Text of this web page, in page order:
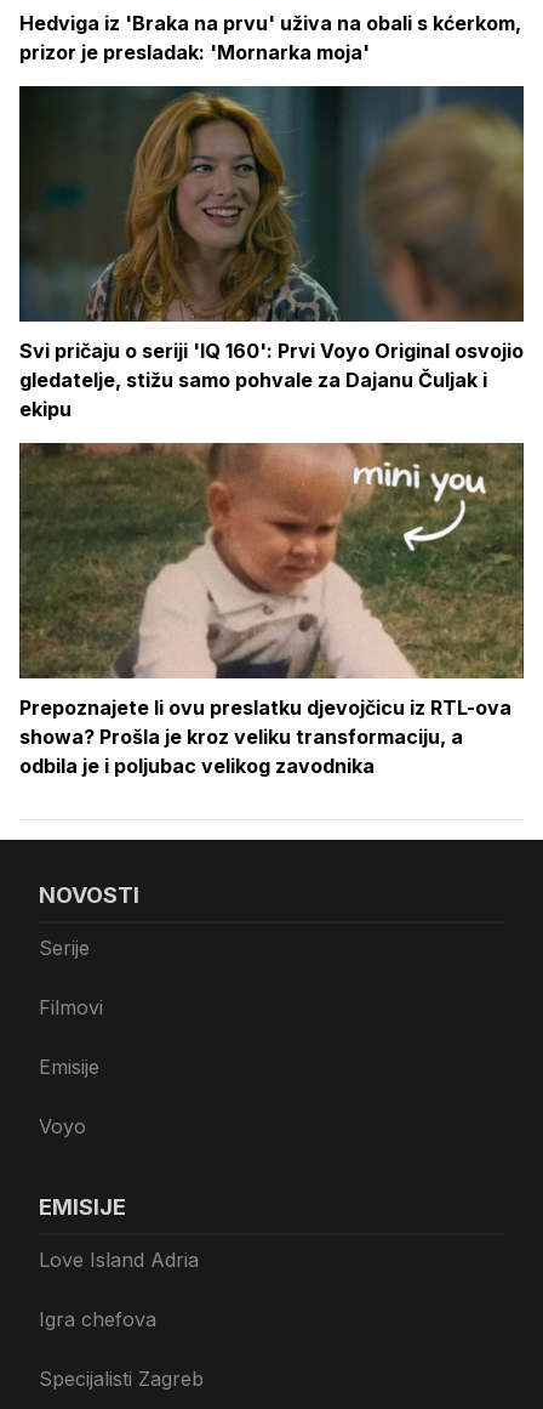
Hedviga iz 'Braka na prvu' uživa na obali s kćerkom,
prizor je presladak: 'Mornarka moja'
Svi pričaju o seriji 'IQ 160': Prvi Voyo Original osvojio
gledatelje, stižu samo pohvale za Dajanu Čuljak i
ekipu
Prepoznajete li ovu preslatku djevojčicu iz RTL-ova
showa? Prošla je kroz veliku transformaciju, a
odbila je i poljubac velikog zavodnika
NOVOSTI
Serije
Filmovi
Emisije
Voyo
EMISIJE
Love Island Adria
Igra chefova
Specijalisti Zagreb